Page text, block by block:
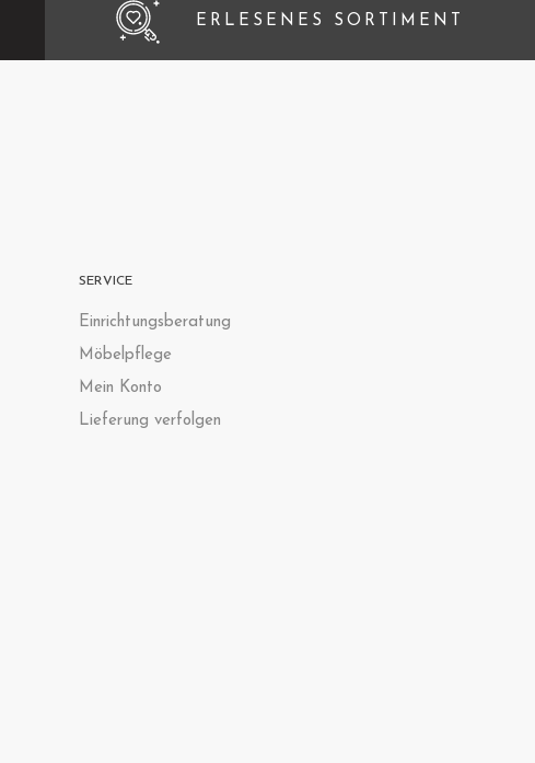
ERLESENES SORTIMENT
SERVICE
Einrichtungsberatung
Möbelpflege
Mein Konto
Lieferung verfolgen